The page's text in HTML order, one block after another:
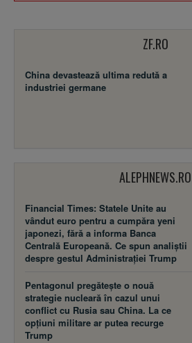
ZF.RO
China devastează ultima redută a
industriei germane
ALEPHNEWS.RO
Financial Times: Statele Unite au
vândut euro pentru a cumpăra yeni
japonezi, fără a informa Banca
Centrală Europeană. Ce spun analiștii
despre gestul Administrației Trump
Pentagonul pregătește o nouă
strategie nucleară în cazul unui
conflict cu Rusia sau China. La ce
opțiuni militare ar putea recurge
Trump